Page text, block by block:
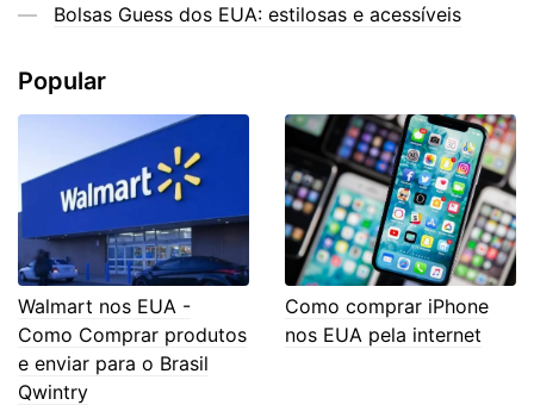
Bolsas Guess dos EUA: estilosas e acessíveis
Popular
Walmart nos EUA -
Como Comprar produtos
e enviar para o Brasil
Qwintry
Como comprar iPhone
nos EUA pela internet